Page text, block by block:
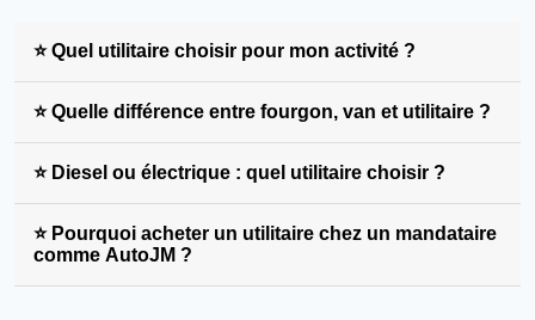
⭐ Quel utilitaire choisir pour mon activité ?
⭐ Quelle différence entre fourgon, van et utilitaire ?
⭐ Diesel ou électrique : quel utilitaire choisir ?
⭐ Pourquoi acheter un utilitaire chez un mandataire
comme AutoJM ?